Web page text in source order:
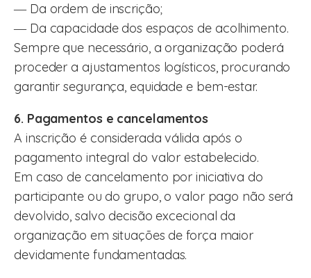
― Da ordem de inscrição;
― Da capacidade dos espaços de acolhimento.
Sempre que necessário, a organização poderá
proceder a ajustamentos logísticos, procurando
garantir segurança, equidade e bem-estar.
6. Pagamentos e cancelamentos
A inscrição é considerada válida após o
pagamento integral do valor estabelecido.
Em caso de cancelamento por iniciativa do
participante ou do grupo, o valor pago não será
devolvido, salvo decisão excecional da
organização em situações de força maior
devidamente fundamentadas.